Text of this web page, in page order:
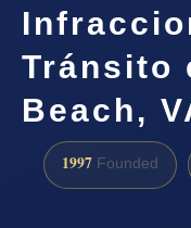
Tránsito
Beach,
1997 Founded